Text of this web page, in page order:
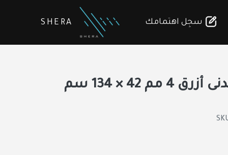
SHERA سجِل اهتمامك
قرميد معدنى أزرق 4 مم 42 × 134 سم